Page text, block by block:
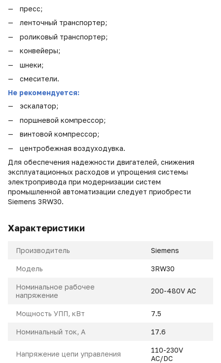
пресс;
ленточный транспортер;
роликовый транспортер;
конвейеры;
шнеки;
смесители.
Не рекомендуется:
эскалатор;
поршневой компрессор;
винтовой компрессор;
центробежная воздуходувка.
Для обеспечения надежности двигателей, снижения
эксплуатационных расходов и упрощения системы
электропривода при модернизации систем
промышленной автоматизации следует приобрести
Siemens 3RW30.
Характеристики
Производитель Siemens
Модель 3RW30
Номинальное рабочее
напряжение
200-480V AC
Мощность УПП, кВт 7.5
Номинальный ток, A 17.6
Напряжение цепи управления
110-230V
AC/DC